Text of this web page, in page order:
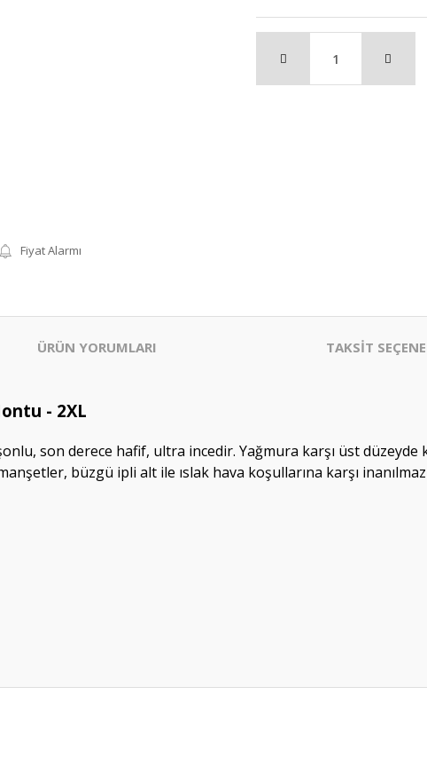
Fiyat Alarmı
ÜRÜN YORUMLARI TAKSİT
- 2XL
son derece hafif, ultra incedir. Yağmura karşı üst düzeyde
büzgü ipli alt ile ıslak hava koşullarına karşı